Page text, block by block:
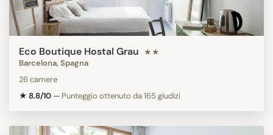
Eco Boutique Hostal Grau ★★
Barcelona, Spagna
26 camere
★ 8.8/10 — Punteggio ottenuto da 165 giudizi